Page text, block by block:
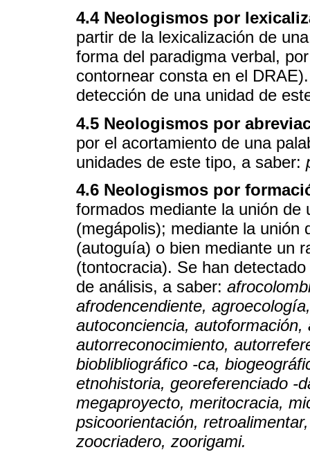
4.4 Neologismos por
partir de la lexicalización de
forma del paradigma verbal,
contornear consta en el
detección de una unidad de
4.5 Neologismos por
por el acortamiento de una
unidades de este tipo, a saber:
4.6 Neologismos por
formados mediante la unión
(megápolis); mediante la unión
(autoguía) o bien mediante un
(tontocracia). Se han
de análisis, a saber:
afrodencendiente,
autoconciencia,
autorreconocimiento,
bioblibliográfico -ca,
etnohistoria, georeferenciado -
megaproyecto, meritocracia,
psicoorientación,
zoocriadero, zoorigami.